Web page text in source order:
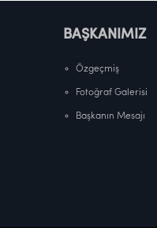
BAŞKANIMIZ
Özgeçmiş
Fotoğraf Galerisi
Başkanın Mesajı